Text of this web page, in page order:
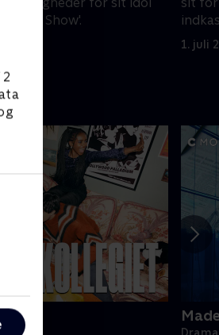
Show'.
1. juli